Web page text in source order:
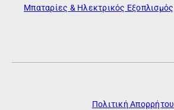
Μπαταρίες & Ηλεκτρικός Εξοπλισμός
Πολιτική Απορρήτου